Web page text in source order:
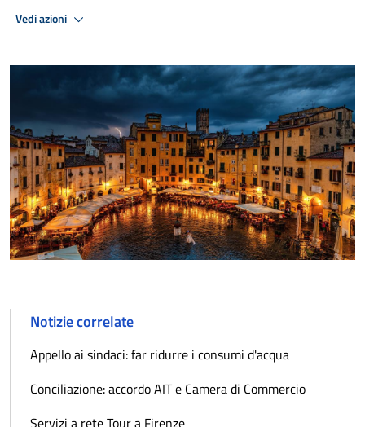
Vedi azioni
Notizie correlate
Appello ai sindaci: far ridurre i consumi d'acqua
Conciliazione: accordo AIT e Camera di Commercio
Servizi a rete Tour a Firenze